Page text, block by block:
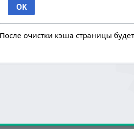
OK
После очистки кэша страницы